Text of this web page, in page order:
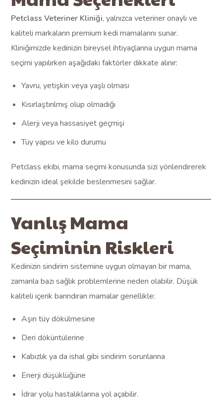
Petclass Veteriner Kliniği, yalnızca veteriner onaylı ve
kaliteli markaların premium kedi mamalarını sunar.
Kliniğimizde kedinizin bireysel ihtiyaçlarına uygun mama
seçimi yapılırken aşağıdaki faktörler dikkate alınır:
Yavru, yetişkin veya yaşlı olması
Kısırlaştırılmış olup olmadığı
Alerji veya hassasiyet geçmişi
Tüy yapısı ve kilo durumu
Petclass ekibi, mama seçimi konusunda sizi yönlendirerek
kedinizin ideal şekilde beslenmesini sağlar.
Yanlış Mama
Seçiminin Riskleri
Kedinizin sindirim sistemine uygun olmayan bir mama,
zamanla bazı sağlık problemlerine neden olabilir. Düşük
kaliteli içerik barındıran mamalar genellikle:
Aşırı tüy dökülmesine
Deri döküntülerine
Kabızlık ya da ishal gibi sindirim sorunlarına
Enerji düşüklüğüne
İdrar yolu hastalıklarına yol açabilir.